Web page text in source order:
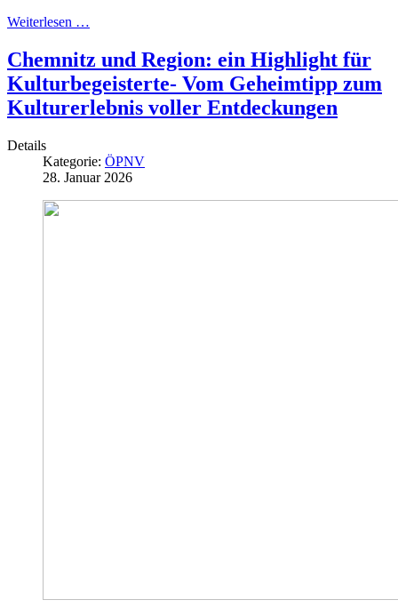
Weiterlesen …
Chemnitz und Region: ein Highlight für
Kulturbegeisterte- Vom Geheimtipp zum
Kulturerlebnis voller Entdeckungen
Details
Kategorie: ÖPNV
28. Januar 2026